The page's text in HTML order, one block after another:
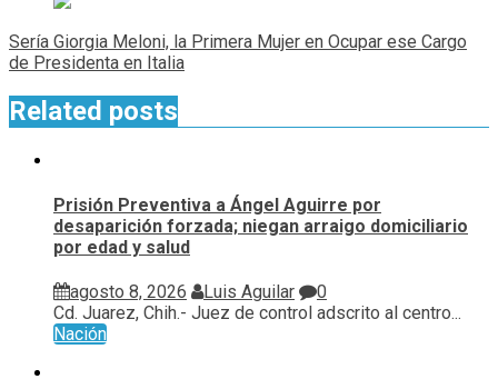
Sería Giorgia Meloni, la Primera Mujer en Ocupar ese Cargo
de Presidenta en Italia
Related posts
Prisión Preventiva a Ángel Aguirre por
desaparición forzada; niegan arraigo domiciliario
por edad y salud
agosto 8, 2026 Luis Aguilar
0
Cd. Juarez, Chih.- Juez de control adscrito al centro...
Nación